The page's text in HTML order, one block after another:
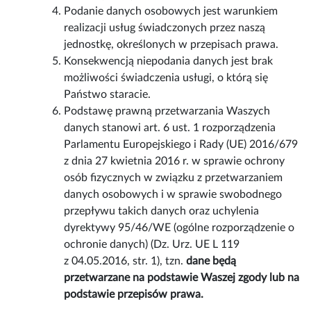
Podanie danych osobowych jest warunkiem
realizacji usług świadczonych przez naszą
jednostkę, określonych w przepisach prawa.
Konsekwencją niepodania danych jest brak
możliwości świadczenia usługi, o którą się
Państwo staracie.
Podstawę prawną przetwarzania Waszych
danych stanowi art. 6 ust. 1 rozporządzenia
Parlamentu Europejskiego i Rady (UE) 2016/679
z dnia 27 kwietnia 2016 r. w sprawie ochrony
osób fizycznych w związku z przetwarzaniem
danych osobowych i w sprawie swobodnego
przepływu takich danych oraz uchylenia
dyrektywy 95/46/WE (ogólne rozporządzenie o
ochronie danych) (Dz. Urz. UE L 119
z 04.05.2016, str. 1), tzn.dane będą
przetwarzane na podstawie Waszej zgody lub na
podstawie przepisów prawa.